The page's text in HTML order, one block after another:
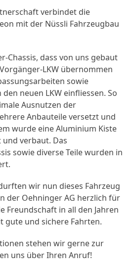
verbindet die
mit der Nüssli Fahrzeugbau
Chassis, dass von uns gebaut
LKW übernommen
sowie
neuen LKW einfliessen. So
Ausnutzen der
Anbauteile versetzt und
wurde eine Aluminium Kiste
verbaut. Das
sowie diverse Teile wurden in
wir nun dieses Fahrzeug
der Oehninger AG herzlich für
Freundschaft in all den Jahren
gute und sichere Fahrten.
stehen wir gerne zur
uns über Ihren Anruf!